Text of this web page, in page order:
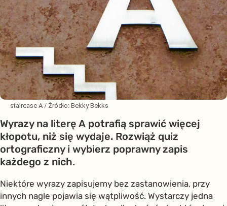
staircase A / Źródło: Bekky Bekks
Wyrazy na literę A potrafią sprawić więcej
kłopotu, niż się wydaje. Rozwiąż quiz
ortograficzny i wybierz poprawny zapis
każdego z nich.
Niektóre wyrazy zapisujemy bez zastanowienia, przy
innych nagle pojawia się wątpliwość. Wystarczy jedna